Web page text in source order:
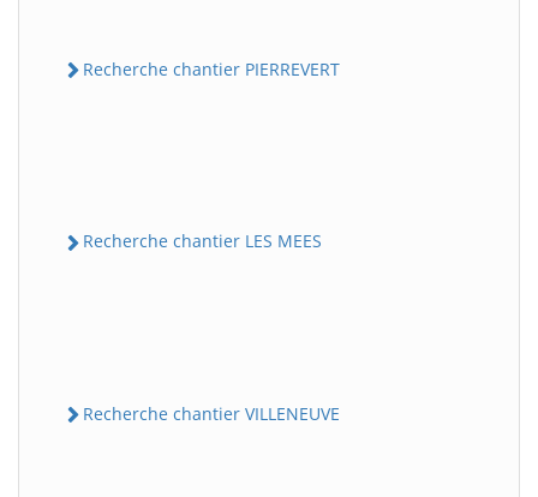
Recherche chantier PIERREVERT
Recherche chantier LES MEES
Recherche chantier VILLENEUVE